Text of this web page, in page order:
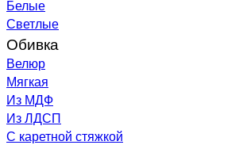
Белые
Светлые
Обивка
Велюр
Мягкая
Из МДФ
Из ЛДСП
С каретной стяжкой